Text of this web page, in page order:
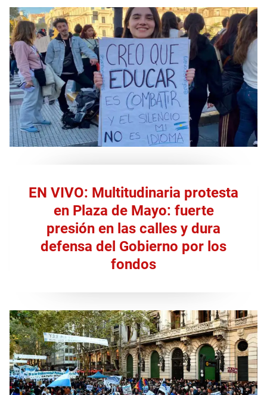
EN VIVO: Multitudinaria protesta
en Plaza de Mayo: fuerte
presión en las calles y dura
defensa del Gobierno por los
fondos